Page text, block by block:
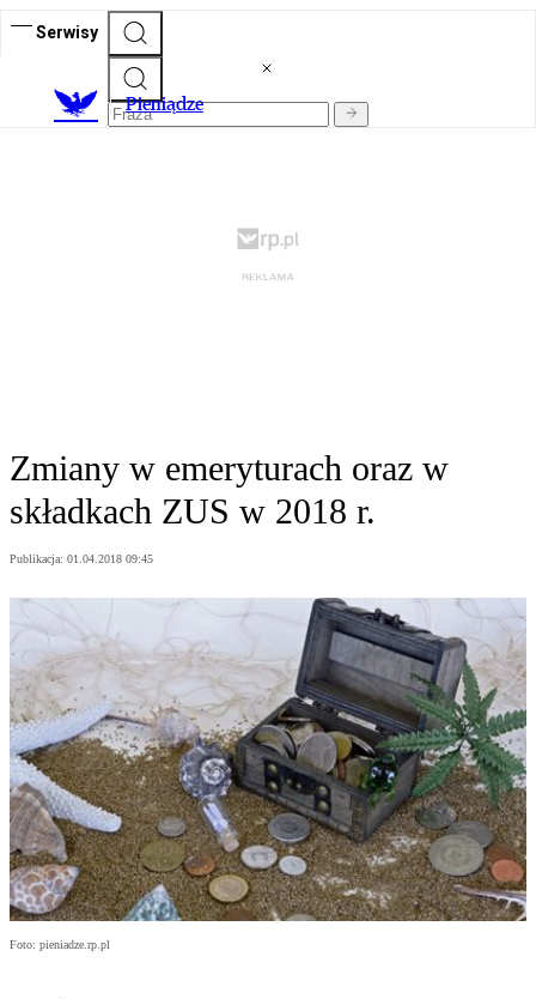
Serwisy
Pieniądze
Zmiany w emeryturach oraz w
składkach ZUS w 2018 r.
Publikacja: 01.04.2018 09:45
Foto: pieniadze.rp.pl